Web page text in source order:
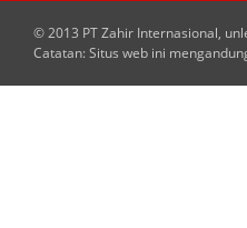
© 2013 PT Zahir Internasional,
Catatan: Situs web ini